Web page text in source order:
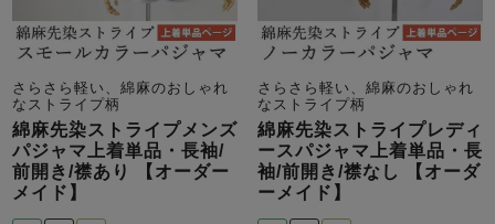
さらさら軽い、綿麻のおしゃれ
なストライプ柄
綿麻先染ストライプメンズ
パジャマ上着単品・長袖/
前開き/襟あり 【オーダー
メイド】
さらさら軽い、綿麻のおしゃれ
なストライプ柄
綿麻先染ストライプレディ
ースパジャマ上着単品・長
袖/前開き/襟なし 【オーダ
ーメイド】